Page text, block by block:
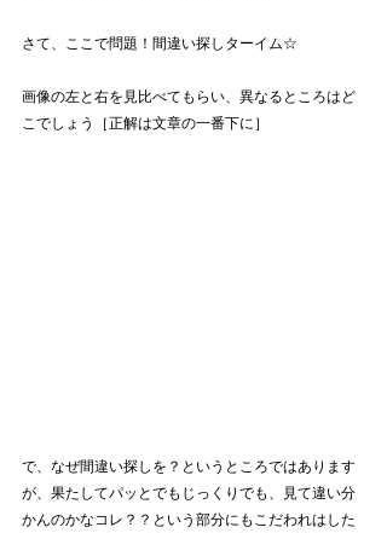
さて、ここで問題！間違い探しターイム☆
画像の左と右を見比べてもらい、異なるところはど
こでしょう［正解は文章の一番下に］
で、なぜ間違い探しを？というところではあります
が、果たしてパッとでもじっくりでも、見て違い分
かんのかなコレ？？という部分にもこだわれはした